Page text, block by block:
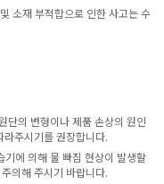
소재 부적합으로 인한 사고는 수
단의 변형이나 제품 손상의 원인
주시기를 권장합니다.
기에 의해 물 빠짐 현상이 발생할
의해 주시기 바랍니다.